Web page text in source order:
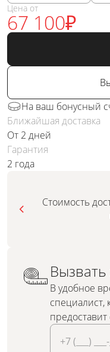
Цена от
67 100₽
На ваш бонусный
Ближайшая доставка
От 2 дней
Гарантия
2 года
Стоимость
В удобное
специалист,